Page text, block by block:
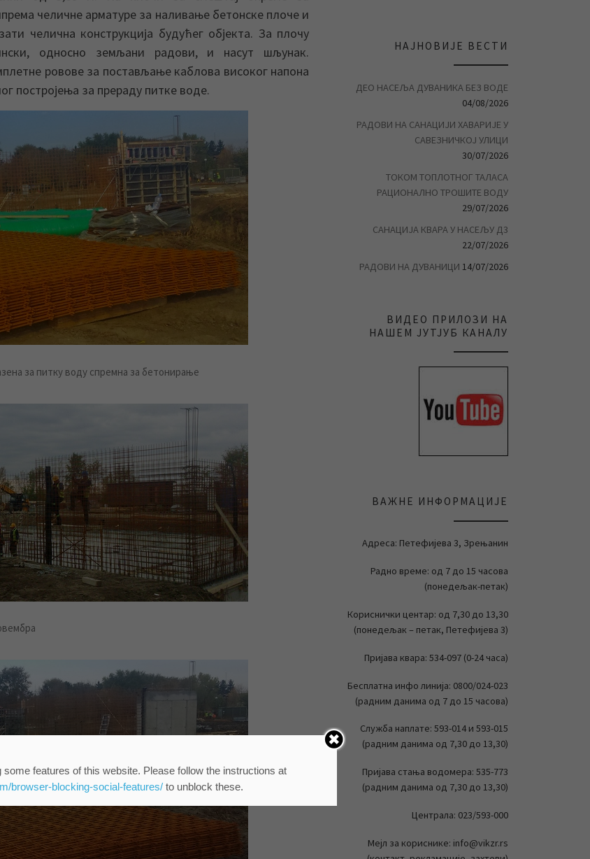
челичне арматуре за наливање бетонске плоче и
челична конструкција будућег објекта. За плочу
односно земљани радови, и насут шљунак.
ровове за постављање каблова високог напона
постројења за прераду питке воде.
за питку воду спремна за бетонирање
НАЈНОВИЈЕ ВЕСТИ
ДЕО НАСЕЉА ДУВАНИКА БЕЗ ВОДЕ
04/08/2026
РАДОВИ НА САНАЦИЈИ ХАВАРИЈЕ У
САВЕЗНИЧКОЈ УЛИЦИ
30/07/2026
ТОКОМ ТОПЛОТНОГ ТАЛАСА
РАЦИОНАЛНО ТРОШИТЕ ВОДУ
29/07/2026
САНАЦИЈА КВАРА У НАСЕЉУ Д3
22/07/2026
РАДОВИ НА ДУВАНИЦИ 14/07/2026
ВИДЕО ПРИЛОЗИ НА
НАШЕМ ЈУТЈУБ КАНАЛУ
ВАЖНЕ ИНФОРМАЦИЈЕ
Адреса: Петефијева 3, Зрењанин
Радно време: од 7 до 15 часова
(понедељак-петак)
Кориснички центар: од 7,30 до 13,30
(понедељак – петак, Петефијева 3)
Пријава квара: 534-097 (0-24 часа)
Бесплатна инфо линија: 0800/024-023
(радним данима од 7 до 15 часова)
Служба наплате: 593-014 и 593-015
(радним данима од 7,30 до 13,30)
Пријава стања водомера: 535-773
(радним данима од 7,30 до 13,30)
Централа: 023/593-000
Мејл за кориснике: info@vikzr.rs
features of this website. Please follow the instructions at
browser-blocking-social-features/to unblock these.